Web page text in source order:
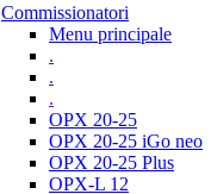
Commissionatori
Menu principale
.
.
.
OPX 20-25
OPX 20-25 iGo neo
OPX 20-25 Plus
OPX-L 12